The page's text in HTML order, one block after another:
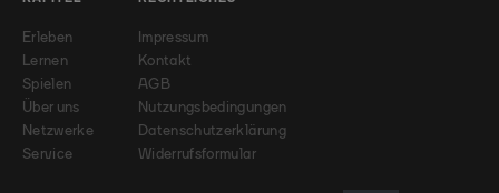
Erleben
Lernen
Spielen
Über uns
Netzwerke
Service
Impressum
Kontakt
AGB
Nutzungsbedingungen
Datenschutzerklärung
Widerrufsformular